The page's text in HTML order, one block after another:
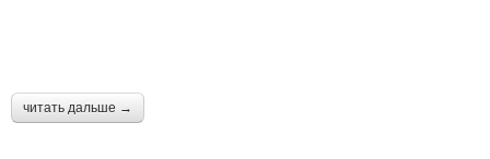
читать дальше →